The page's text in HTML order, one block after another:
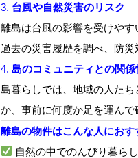
3. 台風や自然災害のリスク
離島は台風の影響を受けやす
過去の災害履歴を調べ、防災
4. 島のコミュニティとの関係
島暮らしでは、地域の人た
か、事前に何度か足を運んで
離島の物件はこんな人におす
自然の中でのんびり暮ら